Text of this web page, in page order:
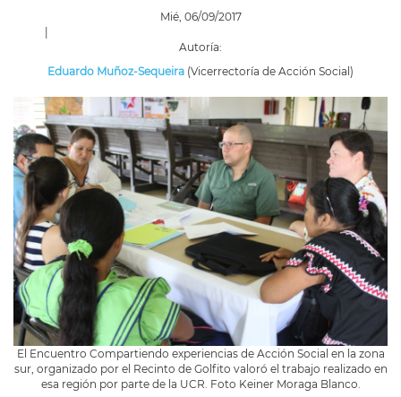
Mié, 06/09/2017
|
Autoría:
Eduardo Muñoz-Sequeira (Vicerrectoría de Acción Social)
El Encuentro Compartiendo experiencias de Acción Social en la zona
sur, organizado por el Recinto de Golfito valoró el trabajo realizado en
esa región por parte de la UCR. Foto Keiner Moraga Blanco.